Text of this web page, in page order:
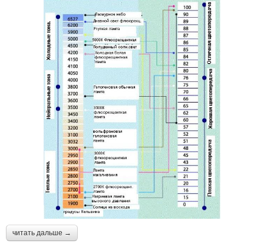
читать дальше →